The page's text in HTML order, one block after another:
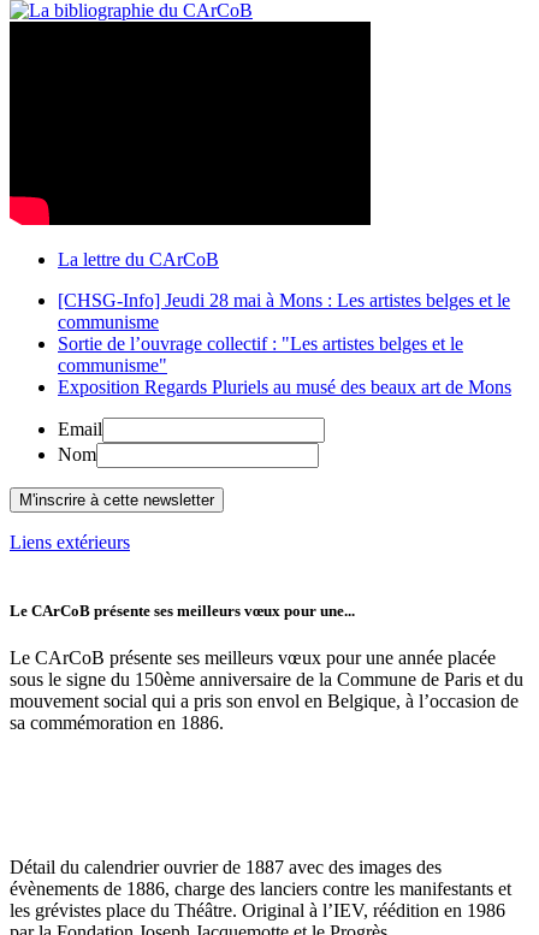
La lettre du CArCoB
[CHSG-Info] Jeudi 28 mai à Mons : Les artistes belges et le
communisme
Sortie de l’ouvrage collectif : "Les artistes belges et le
communisme"
Exposition Regards Pluriels au musé des beaux art de Mons
Email
Nom
Liens extérieurs
Le CArCoB présente ses meilleurs vœux pour une...
Le CArCoB présente ses meilleurs vœux pour une année placée
sous le signe du 150ème anniversaire de la Commune de Paris et du
mouvement social qui a pris son envol en Belgique, à l’occasion de
sa commémoration en 1886.
Détail du calendrier ouvrier de 1887 avec des images des
évènements de 1886, charge des lanciers contre les manifestants et
les grévistes place du Théâtre. Original à l’IEV, réédition en 1986